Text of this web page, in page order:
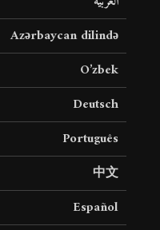
Azərbaycan dilində
O’zbek
Deutsch
Português
中文
Español